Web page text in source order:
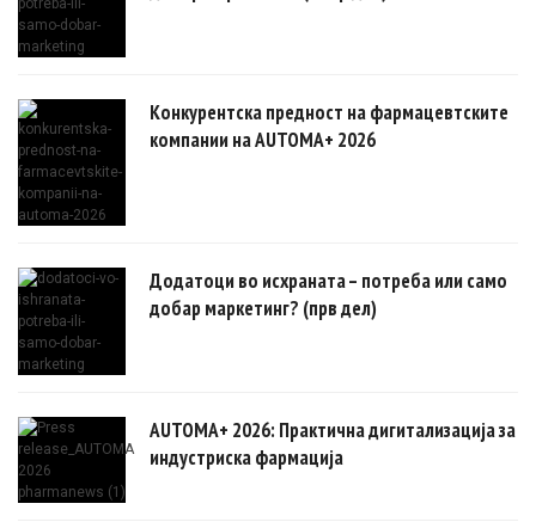
Конкурентска предност на фармацевтските
компании на AUTOMA+ 2026
Додатоци во исхраната – потреба или само
добар маркетинг? (прв дел)
AUTOMA+ 2026: Практична дигитализација за
индустриска фармација